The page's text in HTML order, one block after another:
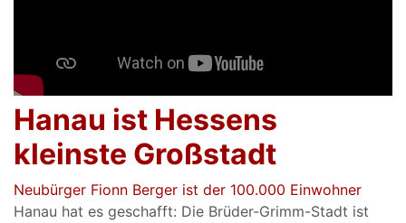
Hanau ist Hessens
kleinste Großstadt
Neubürger Fionn Berger ist der 100.000 Einwohner
Hanau hat es geschafft: Die Brüder-Grimm-Stadt ist